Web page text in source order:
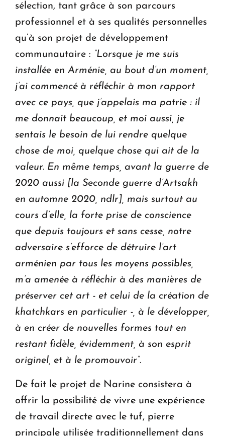
sélection, tant grâce à son parcours
professionnel et à ses qualités personnelles
qu’à son projet de développement
communautaire : “Lorsque je me suis
installée en Arménie, au bout d’un moment,
j’ai commencé à réfléchir à mon rapport
avec ce pays, que j’appelais ma patrie : il
me donnait beaucoup, et moi aussi, je
sentais le besoin de lui rendre quelque
chose de moi, quelque chose qui ait de la
valeur. En même temps, avant la guerre de
2020 aussi [la Seconde guerre d’Artsakh
en automne 2020, ndlr], mais surtout au
cours d’elle, la forte prise de conscience
que depuis toujours et sans cesse, notre
adversaire s’efforce de détruire l’art
arménien par tous les moyens possibles,
m’a amenée à réfléchir à des manières de
préserver cet art - et celui de la création de
khatchkars en particulier -, à le développer,
à en créer de nouvelles formes tout en
restant fidèle, évidemment, à son esprit
originel, et à le promouvoir”.
De fait le projet de Narine consistera à
offrir la possibilité de vivre une expérience
de travail directe avec le tuf, pierre
principale utilisée traditionnellement dans